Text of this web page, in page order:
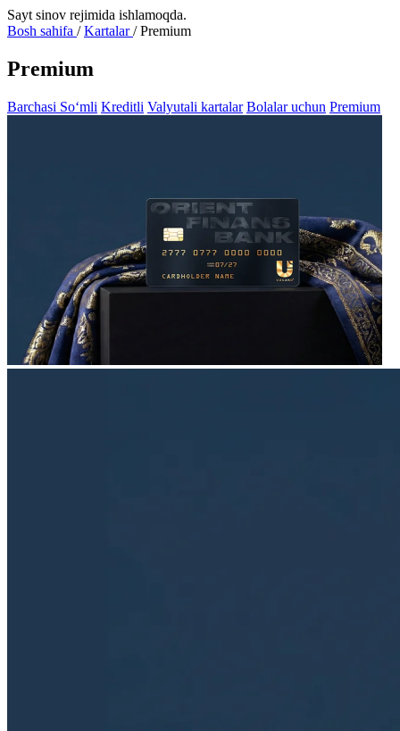
Sayt sinov rejimida ishlamoqda.
Bosh sahifa / Kartalar/Premium
Premium
Barchasi So‘mli Kreditli Valyutali kartalar Bolalar uchun Premium